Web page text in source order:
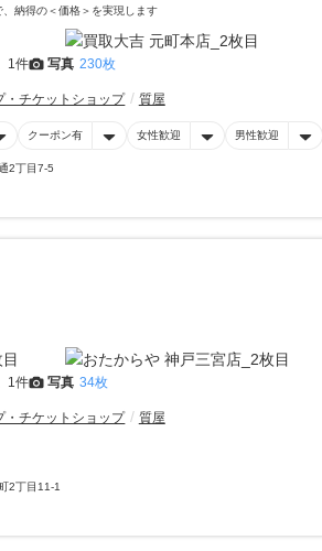
納得の＜価格＞を実現します
1件 写真 230枚
・チケットショップ 質屋
クーポン有 女性歓迎 男性歓迎
2丁目7-5
1件 写真 34枚
・チケットショップ 質屋
2丁目11-1